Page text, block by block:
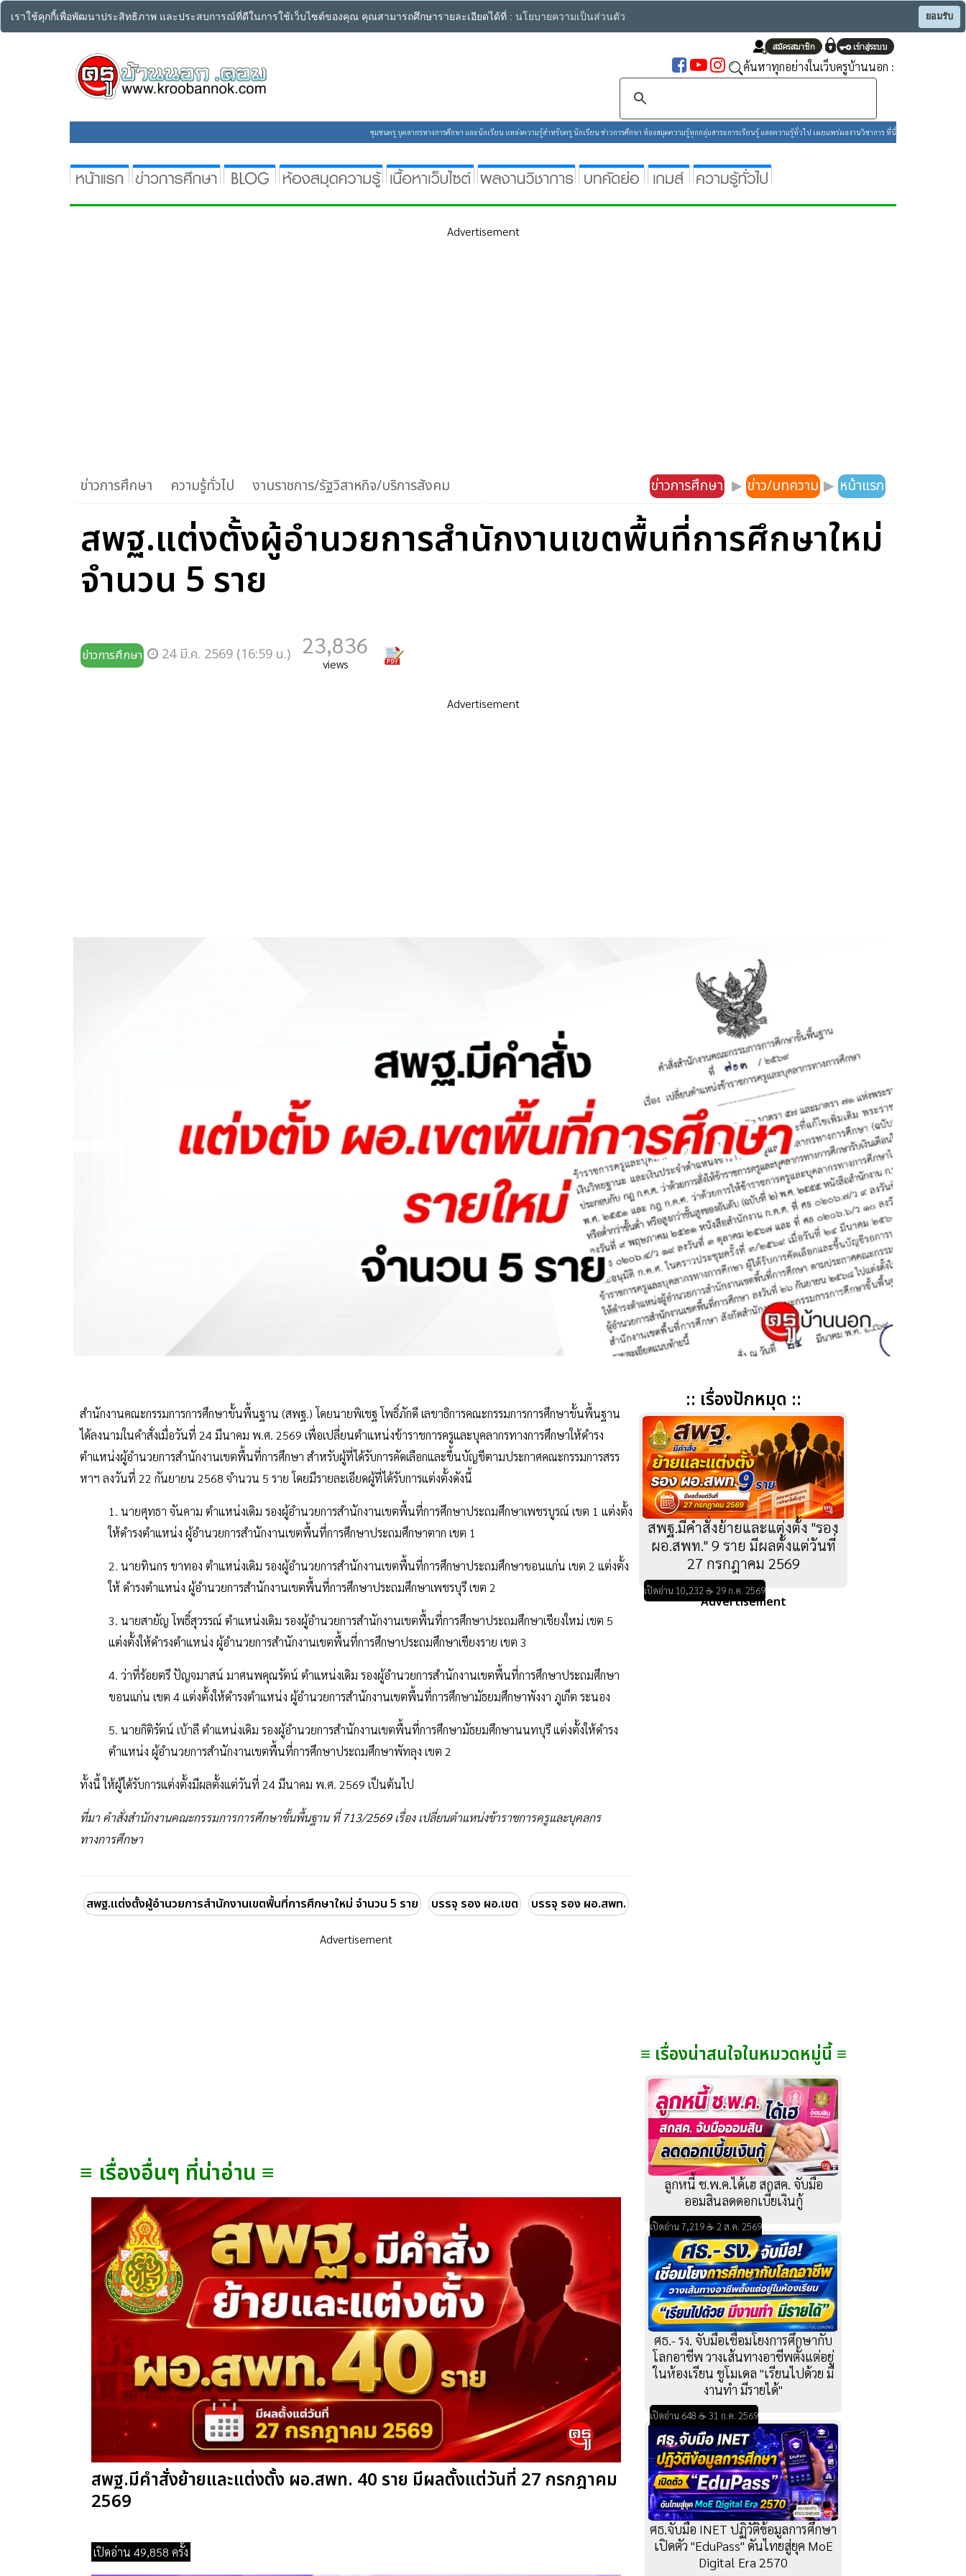
เราใช้คุกกี้เพื่อพัฒนาประสิทธิภาพ และประสบการณ์ที่ดีในการใช้เว็บไซต์ของคุณ คุณสามารถศึกษารายละเอียดได้ที่ : นโยบายความเป็นส่วนตัว ยอมรับ
ค้นหาทุกอย่างในเว็บครูบ้านนอก :
ชุมชนครู บุคลากรทางการศึกษา และนักเรียน แหล่งความรู้สำหรับครู นักเรียน ข่าวการศึกษา ห้องสมุดความรู้ทุกกลุ่มสาระการเรียนรู้ และความรู้ทั่วไป เผยแพร่ผลงานวิชาการ ที่นี่
Advertisement
ข่าวการศึกษา ความรู้ทั่วไป งานราชการ/รัฐวิสาหกิจ/บริการสังคม ข่าวการศึกษา ▶ ข่าว/บทความ ▶ หน้าแรก
สพฐ.แต่งตั้งผู้อำนวยการสำนักงานเขตพื้นที่การศึกษาใหม่
จำนวน 5 ราย
ข่าวการศึกษา 24 มี.ค. 2569 (16:59 น.) 23,836
views
Advertisement
สำนักงานคณะกรรมการการศึกษาขั้นพื้นฐาน (สพฐ.) โดยนายพิเชฐ โพธิ์ภักดี เลขาธิการคณะกรรมการการศึกษาขั้นพื้นฐาน
ได้ลงนามในคำสั่งเมื่อวันที่ 24 มีนาคม พ.ศ. 2569 เพื่อเปลี่ยนตำแหน่งข้าราชการครูและบุคลากรทางการศึกษาให้ดำรง
ตำแหน่งผู้อำนวยการสำนักงานเขตพื้นที่การศึกษา สำหรับผู้ที่ได้รับการคัดเลือกและขึ้นบัญชีตามประกาศคณะกรรมการสรร
หาฯ ลงวันที่ 22 กันยายน 2568 จำนวน 5 ราย โดยมีรายละเอียดผู้ที่ได้รับการแต่งตั้งดังนี้
1. นายศุทธา จันคาม ตำแหน่งเดิม รองผู้อำนวยการสำนักงานเขตพื้นที่การศึกษาประถมศึกษาเพชรบูรณ์ เขต 1 แต่งตั้ง
ให้ดำรงตำแหน่ง ผู้อำนวยการสำนักงานเขตพื้นที่การศึกษาประถมศึกษาตาก เขต 1
2. นายทินกร ขาทอง ตำแหน่งเดิม รองผู้อำนวยการสำนักงานเขตพื้นที่การศึกษาประถมศึกษาขอนแก่น เขต 2 แต่งตั้ง
ให้ ดำรงตำแหน่ง ผู้อำนวยการสำนักงานเขตพื้นที่การศึกษาประถมศึกษาเพชรบุรี เขต 2
3. นายสายัญ โพธิ์สุวรรณ์ ตำแหน่งเดิม รองผู้อำนวยการสำนักงานเขตพื้นที่การศึกษาประถมศึกษาเชียงใหม่ เขต 5
แต่งตั้งให้ดำรงตำแหน่ง ผู้อำนวยการสำนักงานเขตพื้นที่การศึกษาประถมศึกษาเชียงราย เขต 3
4. ว่าที่ร้อยตรี ปัญจมาสน์ มาศนพคุณรัตน์ ตำแหน่งเดิม รองผู้อำนวยการสำนักงานเขตพื้นที่การศึกษาประถมศึกษา
ขอนแก่น เขต 4 แต่งตั้งให้ดำรงตำแหน่ง ผู้อำนวยการสำนักงานเขตพื้นที่การศึกษามัธยมศึกษาพังงา ภูเก็ต ระนอง
5. นายกิติรัตน์ เบ้าลี ตำแหน่งเดิม รองผู้อำนวยการสำนักงานเขตพื้นที่การศึกษามัธยมศึกษานนทบุรี แต่งตั้งให้ดำรง
ตำแหน่ง ผู้อำนวยการสำนักงานเขตพื้นที่การศึกษาประถมศึกษาพัทลุง เขต 2
ทั้งนี้ ให้ผู้ได้รับการแต่งตั้งมีผลตั้งแต่วันที่ 24 มีนาคม พ.ศ. 2569 เป็นต้นไป
ที่มา คำสั่งสำนักงานคณะกรรมการการศึกษาขั้นพื้นฐาน ที่ 713/2569 เรื่อง เปลี่ยนตำแหน่งข้าราชการครูและบุคลกร
ทางการศึกษา
สพฐ.แต่งตั้งผู้อำนวยการสำนักงานเขตพื้นที่การศึกษาใหม่ จำนวน 5 ราย บรรจุ รอง ผอ.เขต บรรจุ รอง ผอ.สพท.
Advertisement
≡ เรื่องอื่นๆ ที่น่าอ่าน ≡
สพฐ.มีคำสั่งย้ายและแต่งตั้ง ผอ.สพท. 40 ราย มีผลตั้งแต่วันที่ 27 กรกฎาคม
2569
เปิดอ่าน 49,858 ครั้ง
:: เรื่องปักหมุด ::
สพฐ.มีคำสั่งย้ายและแต่งตั้ง "รอง
ผอ.สพท." 9 ราย มีผลตั้งแต่วันที่
27 กรกฎาคม 2569
เปิดอ่าน 10,232 ☕ 29 ก.ค. 2569
Advertisement
≡ เรื่องน่าสนใจในหมวดหมู่นี้ ≡
ลูกหนี้ ช.พ.ค.ได้เฮ สกสค. จับมือ
ออมสินลดดอกเบี้ยเงินกู้
เปิดอ่าน 7,219 ☕ 2 ส.ค. 2569
ศธ.- รง. จับมือเชื่อมโยงการศึกษากับ
โลกอาชีพ วางเส้นทางอาชีพตั้งแต่อยู่
ในห้องเรียน ชูโมเดล "เรียนไปด้วย มี
งานทำ มีรายได้"
เปิดอ่าน 648 ☕ 31 ก.ค. 2569
ศธ.จับมือ INET ปฏิวัติข้อมูลการศึกษา
เปิดตัว "EduPass" ดันไทยสู่ยุค MoE
Digital Era 2570